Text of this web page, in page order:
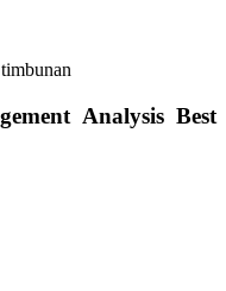
Analysis Best